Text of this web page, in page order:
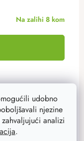
udobno
njezine
analizi
.
Na zalihi 8 kom